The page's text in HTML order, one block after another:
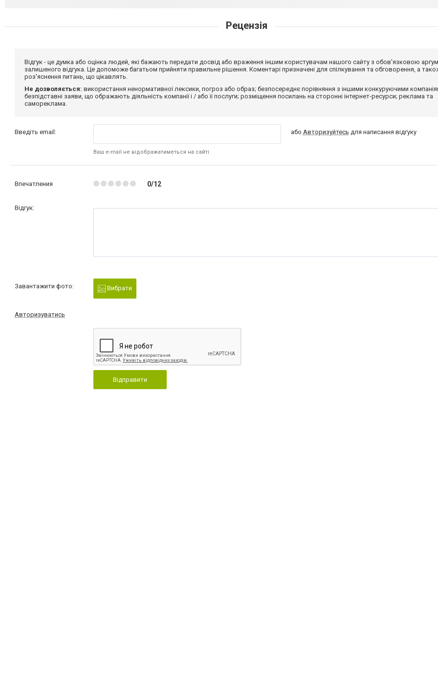
Рецензія
Відгук - це думка або оцінка людей, які бажають передати досвід або враження іншим користувачам нашого сайту з обов'язковою
залишеного відгука. Це допоможе багатьом прийняти правильне рішення. Коментарі призначені для спілкування та обговорення, а
роз'яснення питань, що цікавлять.
Не дозволяється: використання ненормативної лексики, погроз або образ; безпосереднє порівняння з іншими конкуруючими
безпідставні заяви, що ображають діяльність компанії і / або її послуги; розміщення посилань на сторонні інтернет-ресурси; реклама та
самореклама.
Введіть email:
Ваш e-mail не відображатиметься на сайті
або Авторизуйтесь для написання відгуку
Впечатления 0/12
Відгук:
Завантажити фото: Вибрати
Авторизуватись
Відправити